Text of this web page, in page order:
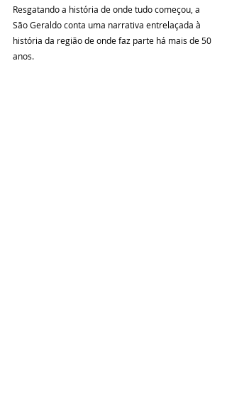
Resgatando a história de onde tudo começou, a
São Geraldo conta uma narrativa entrelaçada à
história da região de onde faz parte há mais de 50
anos.